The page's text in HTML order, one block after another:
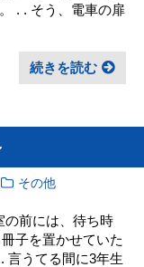
. . そう、電車の扉
続きを読む
その他
の前には、待ち時
子を置かせていた
言うてる間に3年生